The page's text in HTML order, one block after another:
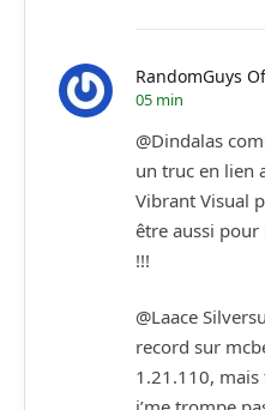
RandomGuys
05 min
@Dindalas
un truc en lien
Vibrant Visual
être aussi
!!!
@Laace
record sur
1.21.110,